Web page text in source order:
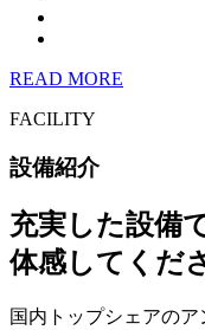
READ MORE
FACILITY
設備紹介
充実した設備
体感してくだ
国内トップシェアの